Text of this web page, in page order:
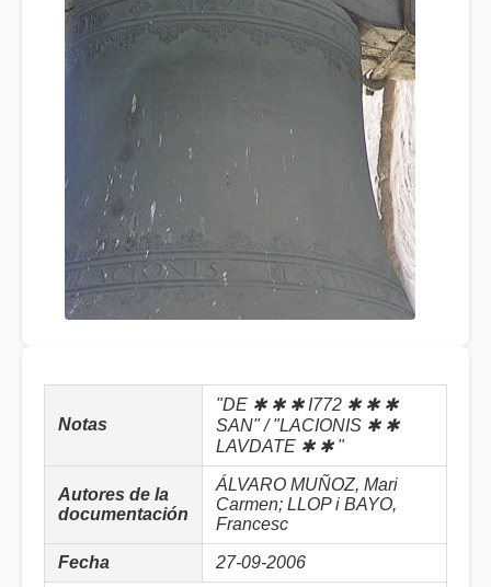
Notas
"DE ✱ ✱ ✱ I772 ✱ ✱ ✱
SAN" / "LACIONIS ✱ ✱
LAVDATE ✱ ✱ "
Autores de la
documentación
ÁLVARO MUÑOZ, Mari
Carmen; LLOP i BAYO,
Francesc
Fecha 27-09-2006